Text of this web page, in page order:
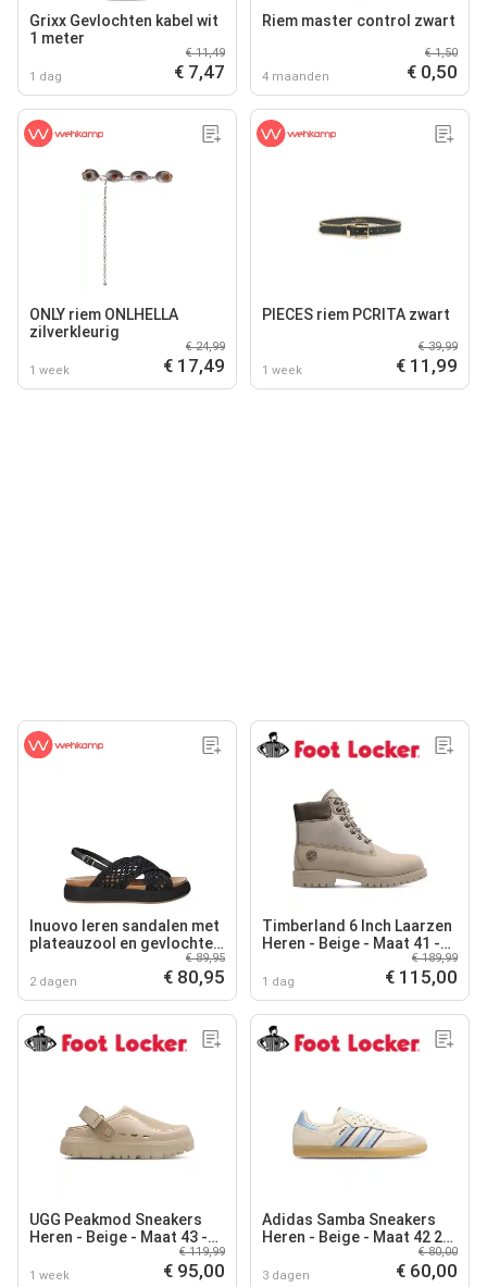
Grixx Gevlochten kabel wit
1 meter
1 dag
€ 11,49
€ 7,47
Riem master control zwart
4 maanden
€ 1,50
€ 0,50
ONLY riem ONLHELLA
zilverkleurig
1 week
€ 24,99
€ 17,49
PIECES riem PCRITA zwart
1 week
€ 39,99
€ 11,99
Inuovo leren sandalen met
plateauzool en gevlochten
2 dagen
€ 89,95
€ 80,95
Timberland 6 Inch Laarzen
Heren - Beige - Maat 41 -
1 dag
€ 189,99
€ 115,00
UGG Peakmod Sneakers
Heren - Beige - Maat 43 -
1 week
€ 119,99
€ 95,00
Adidas Samba Sneakers
Heren - Beige - Maat 42 2/3
3 dagen
€ 80,00
€ 60,00